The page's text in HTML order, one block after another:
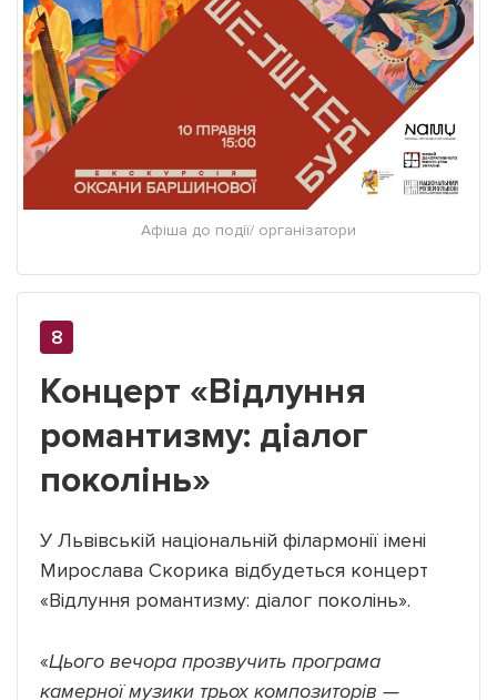
Афіша до події/ організатори
Концерт «Відлуння
романтизму: діалог
поколінь»
У Львівській національній філармонії імені
Мирослава Скорика відбудеться концерт
«Відлуння романтизму: діалог поколінь».
«Цього вечора прозвучить програма
камерної музики трьох композиторів —